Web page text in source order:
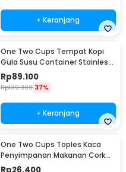
+ Keranjang
One Two Cups Tempat Kopi
Gula Susu Container Stainless
Steel 1.5L - MSS19
Rp89.100
Rp139.900 37%
+ Keranjang
One Two Cups Toples Kaca
Penyimpanan Makanan Cork
Seal Storage Jar 800ml - E1